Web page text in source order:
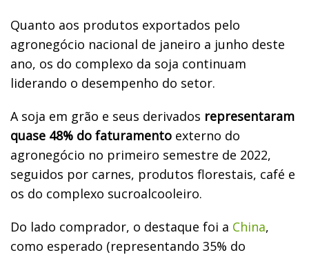
Quanto aos produtos exportados pelo
agronegócio nacional de janeiro a junho deste
ano, os do complexo da soja continuam
liderando o desempenho do setor.
A soja em grão e seus derivados representaram
quase 48% do faturamento externo do
agronegócio no primeiro semestre de 2022,
seguidos por carnes, produtos florestais, café e
os do complexo sucroalcooleiro.
Do lado comprador, o destaque foi a China,
como esperado (representando 35% do